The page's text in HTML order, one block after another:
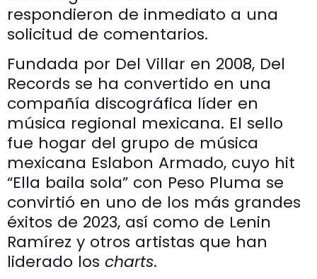
respondieron de inmediato a una
solicitud de comentarios.
Fundada por Del Villar en 2008, Del
Records se ha convertido en una
compañía discográfica líder en
música regional mexicana. El sello
fue hogar del grupo de música
mexicana Eslabon Armado, cuyo hit
“Ella baila sola” con Peso Pluma se
convirtió en uno de los más grandes
éxitos de 2023, así como de Lenin
Ramírez y otros artistas que han
liderado los charts.